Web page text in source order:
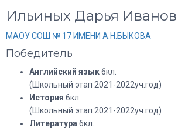
Ильиных Дарья
МАОУ СОШ № 17 ИМЕНИ А.Н.БЫКОВА
Победитель
Английский язык6кл.
(Школьный этап 2021-2022уч.год)
История 6кл.
(Школьный этап 2021-2022уч.год)
Литература 6кл.